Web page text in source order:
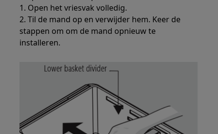
1. Open het vriesvak volledig.
2. Til de mand op en verwijder hem. Keer de
stappen om om de mand opnieuw te
installeren.